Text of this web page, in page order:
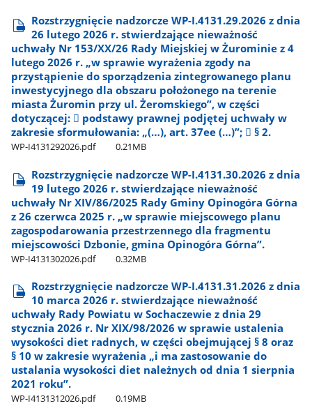
Rozstrzygnięcie nadzorcze WP-I.4131.29.2026 z dnia
26 lutego 2026 r. stwierdzające nieważność
uchwały Nr 153/XX/26 Rady Miejskiej w Żurominie z 4
lutego 2026 r. „w sprawie wyrażenia zgody na
przystąpienie do sporządzenia zintegrowanego planu
inwestycyjnego dla obszaru położonego na terenie
miasta Żuromin przy ul. Żeromskiego”, w części
dotyczącej:  podstawy prawnej podjętej uchwały w
zakresie sformułowania: „(…), art. 37ee (…)”;  § 2.
WP-I4131292026.pdf 0.21MB
Rozstrzygnięcie nadzorcze WP-I.4131.30.2026 z dnia
19 lutego 2026 r. stwierdzające nieważność
uchwały Nr XIV/86/2025 Rady Gminy Opinogóra Górna
z 26 czerwca 2025 r. „w sprawie miejscowego planu
zagospodarowania przestrzennego dla fragmentu
miejscowości Dzbonie, gmina Opinogóra Górna”.
WP-I4131302026.pdf 0.32MB
Rozstrzygnięcie nadzorcze WP-I.4131.31.2026 z dnia
10 marca 2026 r. stwierdzające nieważność
uchwały Rady Powiatu w Sochaczewie z dnia 29
stycznia 2026 r. Nr XIX/98/2026 w sprawie ustalenia
wysokości diet radnych, w części obejmującej § 8 oraz
§ 10 w zakresie wyrażenia „i ma zastosowanie do
ustalania wysokości diet należnych od dnia 1 sierpnia
2021 roku”.
WP-I4131312026.pdf 0.19MB